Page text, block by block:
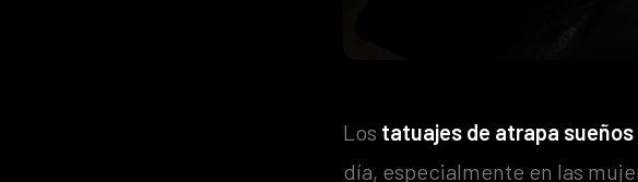
Los tatuajes de atrapa sueños
día, especialmente en las